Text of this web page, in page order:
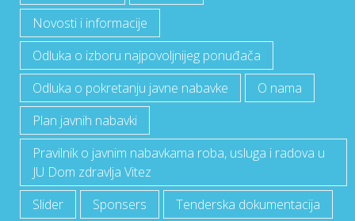
Novosti i informacije
Odluka o izboru najpovoljnijeg ponuđača
Odluka o pokretanju javne nabavke
O nama
Plan javnih nabavki
Pravilnik o javnim nabavkama roba, usluga i radova u
JU Dom zdravlja Vitez
Slider
Sponsers
Tenderska dokumentacija